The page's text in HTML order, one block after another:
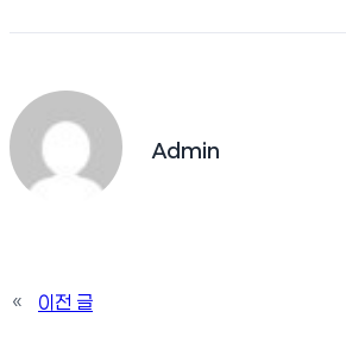
Admin
«
이전 글